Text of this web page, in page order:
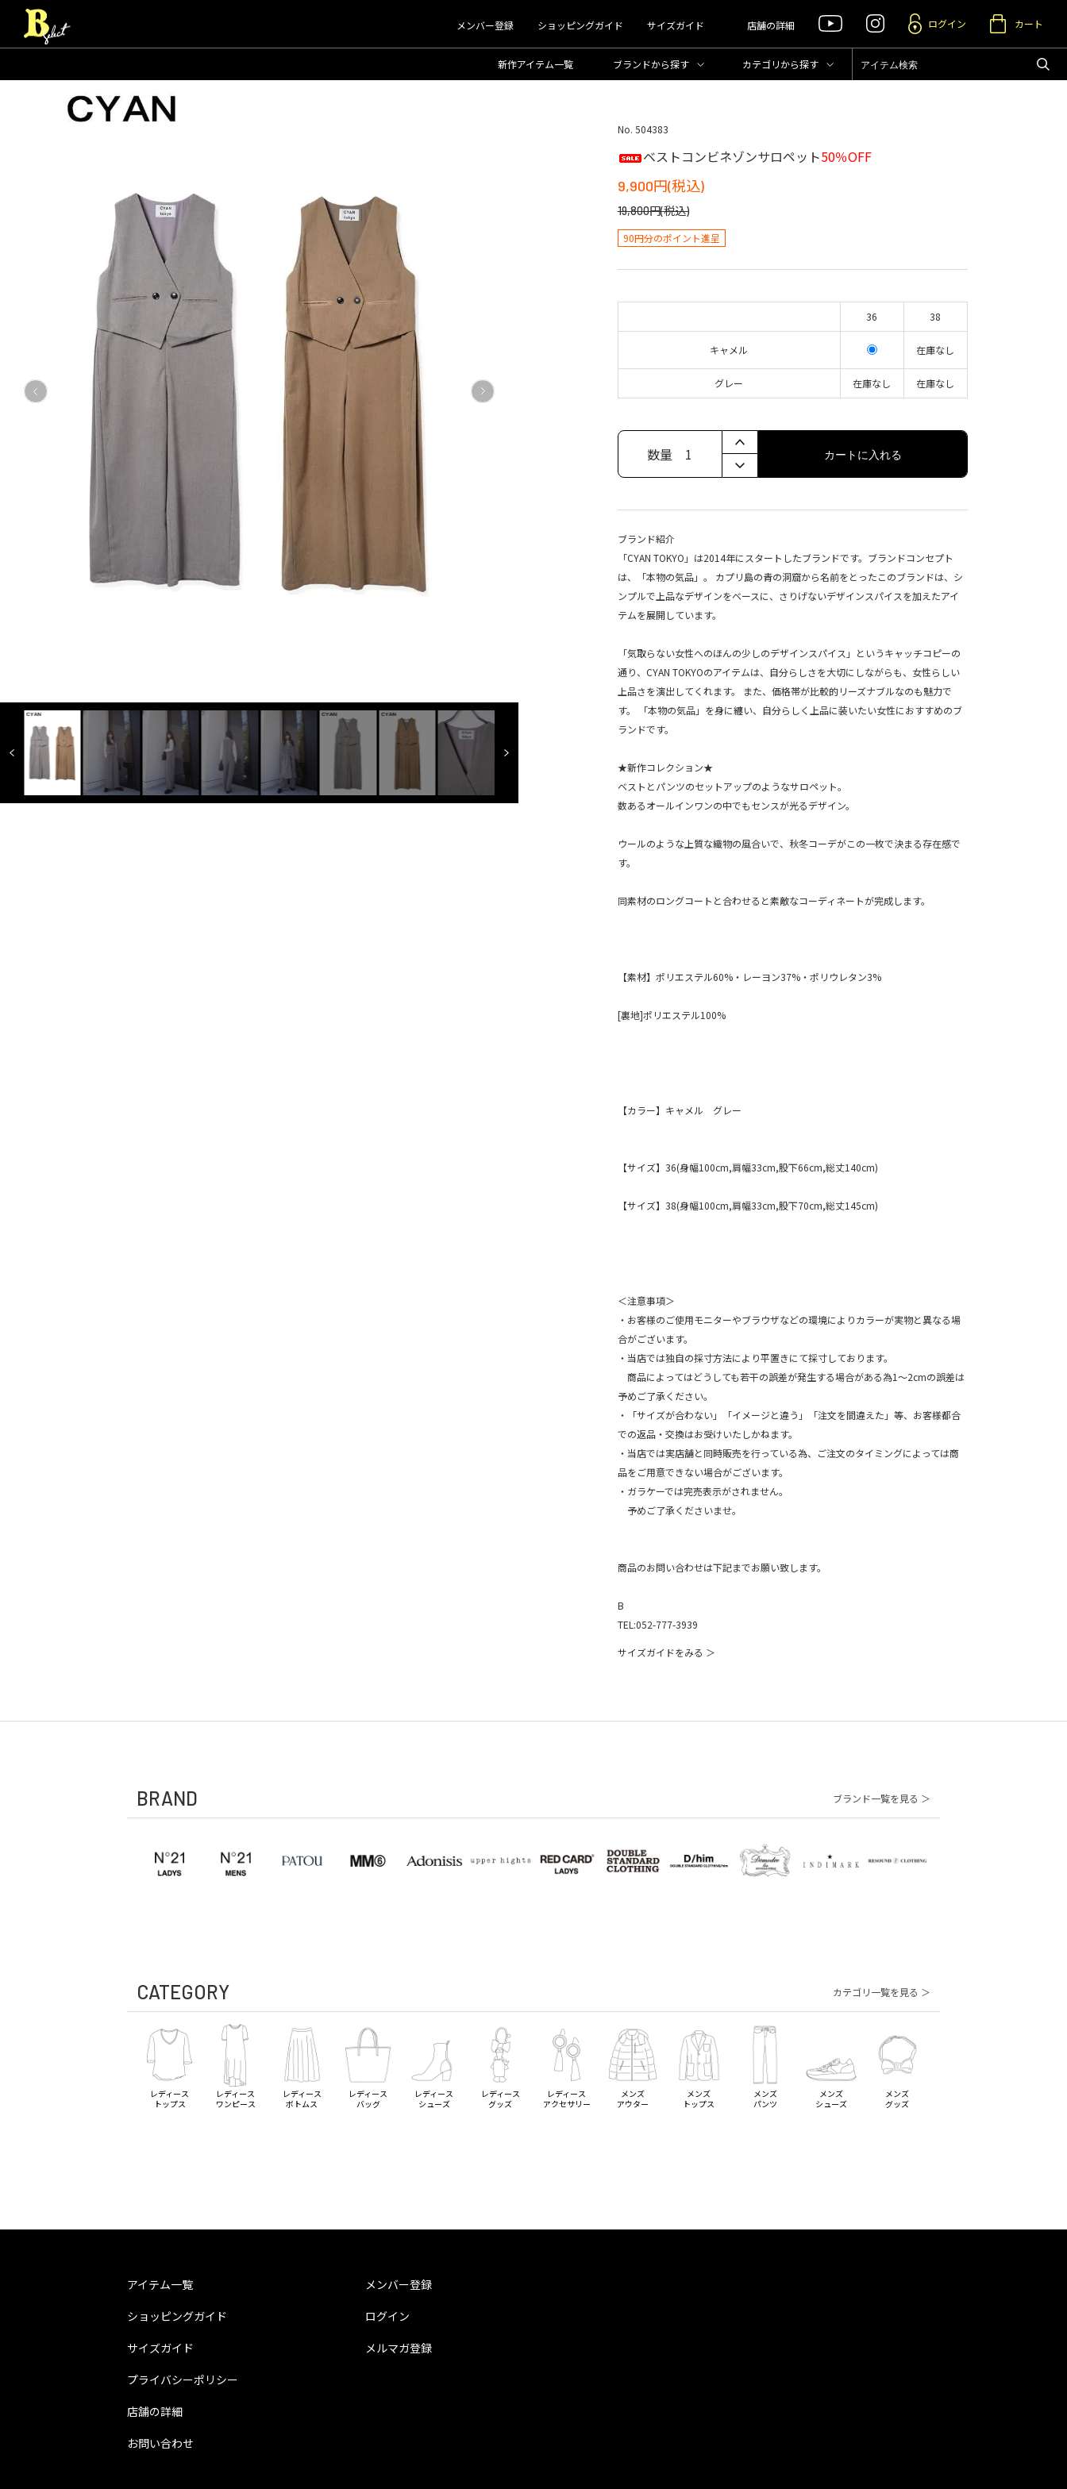
メンバー登録 ショッピングガイド サイズガイド 店舗の詳細 ログイン カート
新作アイテム一覧 ブランドから探す カテゴリから探す
No. 504383
ベストコンビネゾンサロペット50％OFF
9,900円(税込)
19,800円(税込)
90円分のポイント進呈
36 38
キャメル 在庫なし
グレー 在庫なし 在庫なし
数量 1 カートに入れる
ブランド紹介
「CYAN TOKYO」は2014年にスタートしたブランドです。ブランドコンセプト
は、「本物の気品」。 カプリ島の青の洞窟から名前をとったこのブランドは、シ
ンプルで上品なデザインをベースに、さりげないデザインスパイスを加えたアイ
テムを展開しています。
「気取らない女性へのほんの少しのデザインスパイス」というキャッチコピーの
通り、CYAN TOKYOのアイテムは、自分らしさを大切にしながらも、女性らしい
上品さを演出してくれます。 また、価格帯が比較的リーズナブルなのも魅力で
す。 「本物の気品」を身に纏い、自分らしく上品に装いたい女性におすすめのブ
ランドです。
★新作コレクション★
ベストとパンツのセットアップのようなサロペット。
数あるオールインワンの中でもセンスが光るデザイン。
ウールのような上質な織物の風合いで、秋冬コーデがこの一枚で決まる存在感で
す。
同素材のロングコートと合わせると素敵なコーディネートが完成します。
【素材】ポリエステル60%・レーヨン37%・ポリウレタン3%
[裏地]ポリエステル100%
【カラー】キャメル グレー
【サイズ】36(身幅100cm,肩幅33cm,股下66cm,総丈140cm)
【サイズ】38(身幅100cm,肩幅33cm,股下70cm,総丈145cm)
＜注意事項＞
・お客様のご使用モニターやブラウザなどの環境によりカラーが実物と異なる場
合がございます。
・当店では独自の採寸方法により平置きにて採寸しております。
商品によってはどうしても若干の誤差が発生する場合がある為1～2cmの誤差は
予めご了承ください。
・「サイズが合わない」「イメージと違う」「注文を間違えた」等、お客様都合
での返品・交換はお受けいたしかねます。
・当店では実店舗と同時販売を行っている為、ご注文のタイミングによっては商
品をご用意できない場合がございます。
・ガラケーでは完売表示がされません。
予めご了承くださいませ。
商品のお問い合わせは下記までお願い致します。
B
TEL:052-777-3939
サイズガイドをみる ＞
BRAND ブランド一覧を見る ＞
CATEGORY カテゴリ一覧を見る ＞
レディース
トップス
レディース
ワンピース
レディース
ボトムス
レディース
バッグ
レディース
シューズ
レディース
グッズ
レディース
アクセサリー
メンズ
アウター
メンズ
トップス
メンズ
パンツ
メンズ
シューズ
メンズ
グッズ
アイテム一覧
ショッピングガイド
サイズガイド
プライバシーポリシー
店舗の詳細
お問い合わせ
メンバー登録
ログイン
メルマガ登録